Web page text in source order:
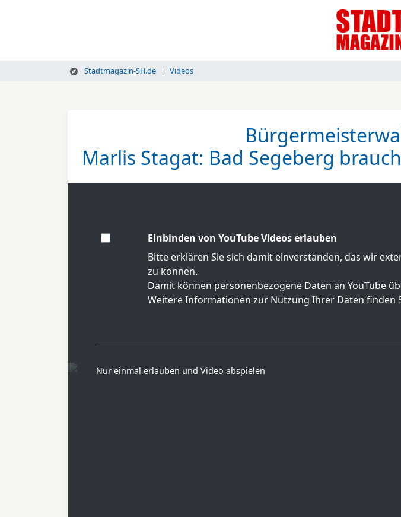
Stadtmagazin-SH.de Videos
Marlis Stagat: Bad Segeberg
Einbinden von YouTube Videos erlauben
Bitte erklären Sie sich damit einverstanden, das wir
zu können.
Damit können personenbezogene Daten an YouTube
Weitere Informationen zur Nutzung Ihrer Daten finden
Nur einmal erlauben und Video abspielen